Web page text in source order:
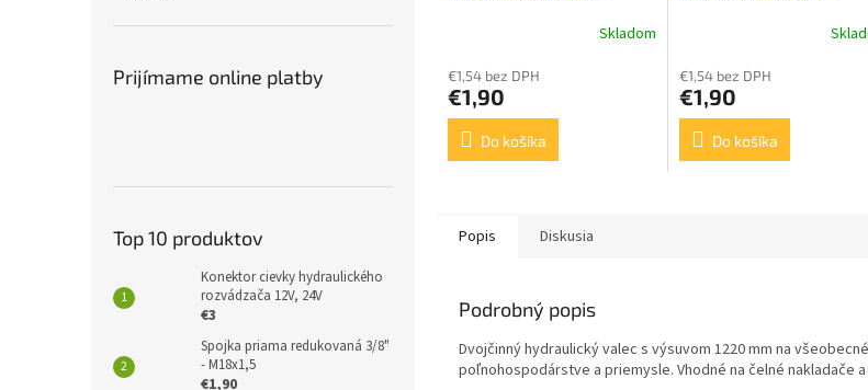
Prijímame online platby
Top 10 produktov
Konektor cievky hydraulického
rozvádzača 12V, 24V
€3
Spojka priama redukovaná 3/8"
- M18x1,5
€1,90
Skladom
€1,54 bez DPH
€1,90
Do košíka
€1,54 bez DPH
€1,90
Do košíka
Popis Diskusia
Podrobný popis
Dvojčinný hydraulický valec s výsuvom 1220 mm na
poľnohospodárstve a priemysle. Vhodné na čelné nakladače